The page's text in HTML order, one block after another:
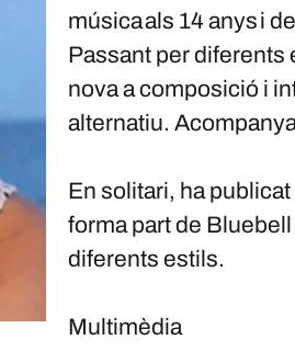
música als 14 anys i
Passant per diferents
nova a composició i
alternatiu.
En solitari, ha publicat
forma part de
diferents estils.
Multimèdia